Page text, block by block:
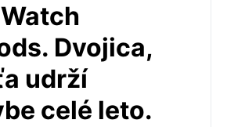
Dvojica,
udrží
celé leto.